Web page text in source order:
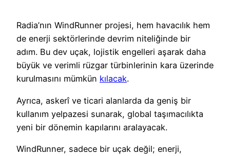
Radia’nın WindRunner projesi, hem havacılık hem
de enerji sektörlerinde devrim niteliğinde bir
adım. Bu dev uçak, lojistik engelleri aşarak daha
büyük ve verimli rüzgar türbinlerinin kara üzerinde
kurulmasını mümkün kılacak.
Ayrıca, askerî ve ticari alanlarda da geniş bir
kullanım yelpazesi sunarak, global taşımacılıkta
yeni bir dönemin kapılarını aralayacak.
WindRunner, sadece bir uçak değil; enerji,